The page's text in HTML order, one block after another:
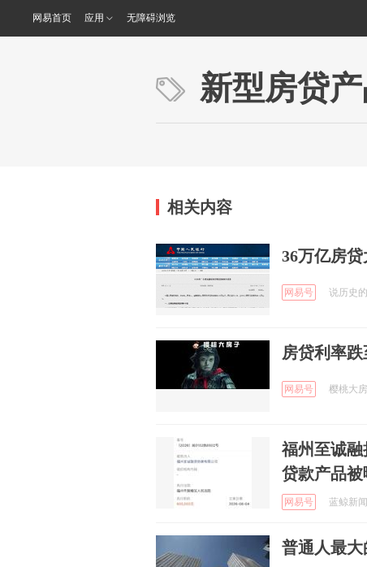
网易首页 应用 无障碍浏览
新型房贷
相关内容
36万亿房
网易号 说历史
房贷利率跌
网易号 樱桃大
福州至诚
贷款产品被
网易号 蓝鲸新
普通人最大